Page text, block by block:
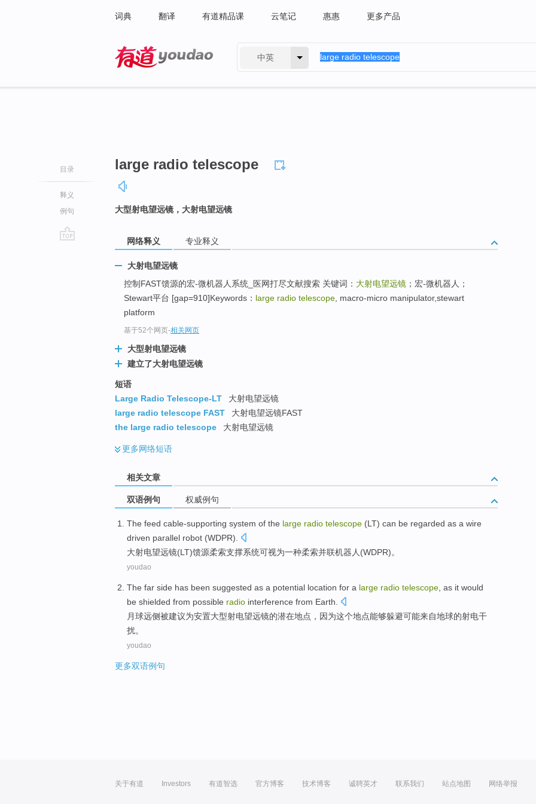
词典 翻译 有道精品课 云笔记 惠惠 更多产品
中英
目录
释义
例句
large radio telescope
大型射电望远镜，大射电望远镜
网络释义 专业释义
大射电望远镜
控制FAST馈源的宏-微机器人系统_医网打尽文献搜索 关键词： 大射电望远镜 ；宏-微机器人；
Stewart平台 [gap=910]Keywords： large radio telescope , macro-micro manipulator,stewart
platform
基于52个网页-相关网页
大型射电望远镜
建立了大射电望远镜
短语
Large Radio Telescope-LT
大射电望远镜
large radio telescope FAST
大射电望远镜FAST
the large radio telescope
大射电望远镜
更多网络短语
相关文章
双语例句 权威例句
The feed cable-supporting system of the large radio telescope (LT) can be regarded as a wire
driven parallel robot (WDPR).
大射电望远镜(LT)馈源柔索支撑系统可视为一种柔索并联机器人 (WDPR)。
youdao
The far side has been suggested as a potential location for a large radio telescope as it would
be shielded from possible radio interference from Earth
月球远侧被建议为安置大型射电望远镜的潜在地点 ， 因为这个地点能够躲避可能来自地球的射电干
扰。
youdao
更多双语例句
关于有道 Investors 有道智选 官方博客 技术博客 诚聘英才 联系我们 站点地图 网络举报